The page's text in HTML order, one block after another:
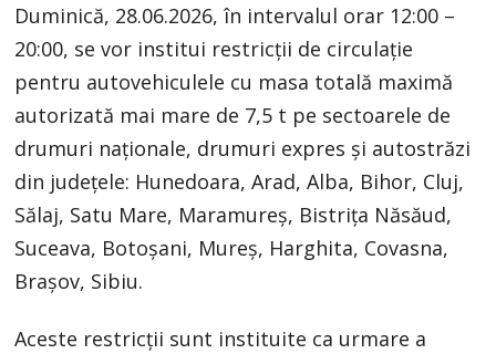
Duminică, 28.06.2026, în intervalul orar 12:00 –
20:00, se vor institui restricții de circulație
pentru autovehiculele cu masa totală maximă
autorizată mai mare de 7,5 t pe sectoarele de
drumuri naționale, drumuri expres și autostrăzi
din județele: Hunedoara, Arad, Alba, Bihor, Cluj,
Sălaj, Satu Mare, Maramureș, Bistrița Năsăud,
Suceava, Botoșani, Mureș, Harghita, Covasna,
Brașov, Sibiu. ​
Aceste restricții sunt instituite ca urmare a